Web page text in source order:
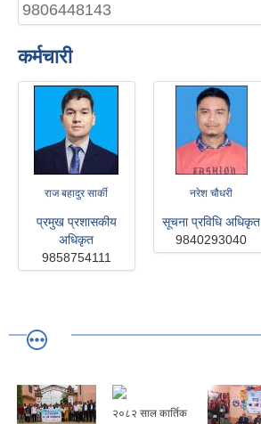
9806448143
कर्मचारी
राज बहादुर सार्की
प्रमुख प्रशासकीय
अधिकृत
9858754111
नरेश चौधरी
सूचना प्रविधि अधिकृत
9840293040
२०८२ साल कार्तिक